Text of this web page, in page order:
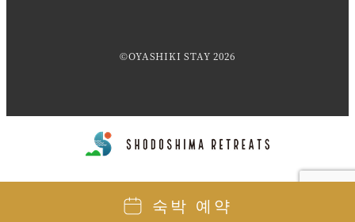
©OYASHIKI STAY 2026
숙박 예약